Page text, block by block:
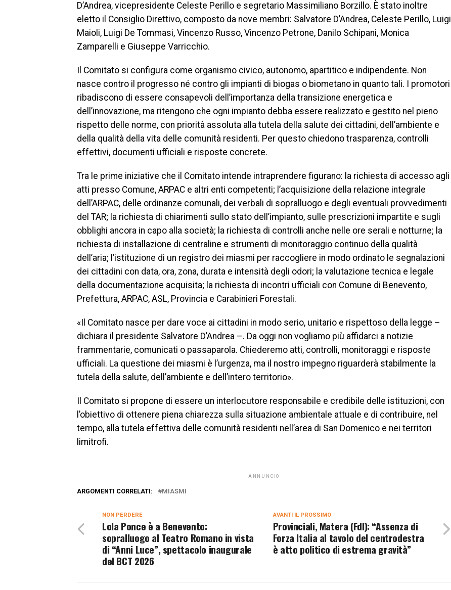
D’Andrea, vicepresidente Celeste Perillo e segretario Massimiliano Borzillo. È stato inoltre
eletto il Consiglio Direttivo, composto da nove membri: Salvatore D’Andrea, Celeste Perillo, Luigi
Maioli, Luigi De Tommasi, Vincenzo Russo, Vincenzo Petrone, Danilo Schipani, Monica
Zamparelli e Giuseppe Varricchio.
Il Comitato si configura come organismo civico, autonomo, apartitico e indipendente. Non
nasce contro il progresso né contro gli impianti di biogas o biometano in quanto tali. I promotori
ribadiscono di essere consapevoli dell’importanza della transizione energetica e
dell’innovazione, ma ritengono che ogni impianto debba essere realizzato e gestito nel pieno
rispetto delle norme, con priorità assoluta alla tutela della salute dei cittadini, dell’ambiente e
della qualità della vita delle comunità residenti. Per questo chiedono trasparenza, controlli
effettivi, documenti ufficiali e risposte concrete.
Tra le prime iniziative che il Comitato intende intraprendere figurano: la richiesta di accesso agli
atti presso Comune, ARPAC e altri enti competenti; l’acquisizione della relazione integrale
dell’ARPAC, delle ordinanze comunali, dei verbali di sopralluogo e degli eventuali provvedimenti
del TAR; la richiesta di chiarimenti sullo stato dell’impianto, sulle prescrizioni impartite e sugli
obblighi ancora in capo alla società; la richiesta di controlli anche nelle ore serali e notturne; la
richiesta di installazione di centraline e strumenti di monitoraggio continuo della qualità
dell’aria; l’istituzione di un registro dei miasmi per raccogliere in modo ordinato le segnalazioni
dei cittadini con data, ora, zona, durata e intensità degli odori; la valutazione tecnica e legale
della documentazione acquisita; la richiesta di incontri ufficiali con Comune di Benevento,
Prefettura, ARPAC, ASL, Provincia e Carabinieri Forestali.
«Il Comitato nasce per dare voce ai cittadini in modo serio, unitario e rispettoso della legge –
dichiara il presidente Salvatore D’Andrea –. Da oggi non vogliamo più affidarci a notizie
frammentarie, comunicati o passaparola. Chiederemo atti, controlli, monitoraggi e risposte
ufficiali. La questione dei miasmi è l’urgenza, ma il nostro impegno riguarderà stabilmente la
tutela della salute, dell’ambiente e dell’intero territorio».
Il Comitato si propone di essere un interlocutore responsabile e credibile delle istituzioni, con
l’obiettivo di ottenere piena chiarezza sulla situazione ambientale attuale e di contribuire, nel
tempo, alla tutela effettiva delle comunità residenti nell’area di San Domenico e nei territori
limitrofi.
ANNUNCIO
ARGOMENTI CORRELATI: MIASMI
AVANTI IL ​​PROSSIMO
Provinciali, Matera (FdI): “Assenza di
Forza Italia al tavolo del centrodestra
è atto politico di estrema gravità”
NON PERDERE
Lola Ponce è a Benevento:
sopralluogo al Teatro Romano in vista
di “Anni Luce”, spettacolo inaugurale
del BCT 2026